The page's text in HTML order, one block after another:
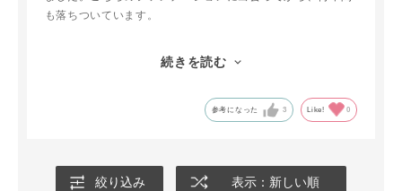
も落ちついています。
パウダーファンデーションはわたしにとっては軽い薄付きな
ので、スティックのファンデーションと併用したり、仕事で
の状態などによって使い分けています。
続きを読む
参考になった 3 Like! 0
絞り込み 表示：新しい順